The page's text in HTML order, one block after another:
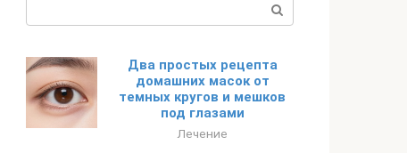
Два простых рецепта
домашних масок от
темных кругов и мешков
под глазами
Лечение